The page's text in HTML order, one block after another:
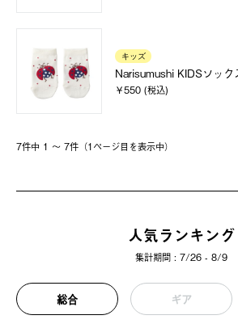
キッズ
Narisumushi KIDSソック
￥550 (税込)
7件中 1 〜 7件（1ページ⽬を表⽰中）
人気ランキング
集計期間 : 7/26 - 8/9
総合 ギア